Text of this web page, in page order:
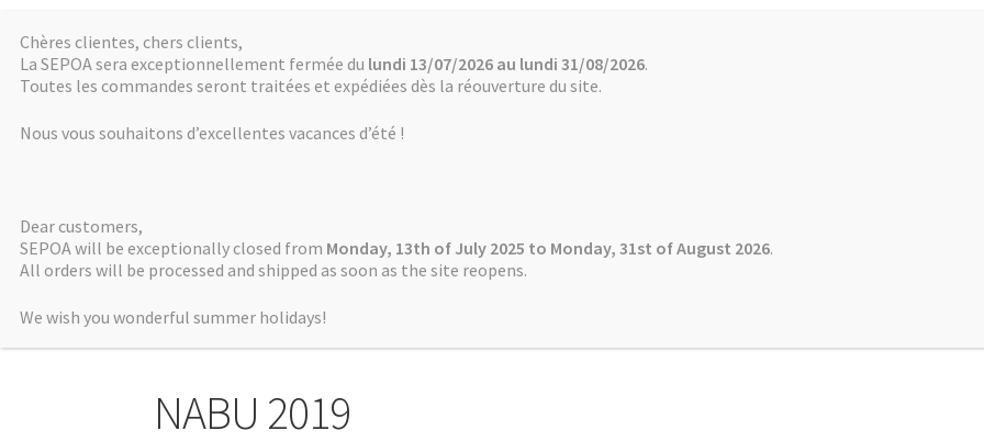
Aller
à
navigation
Aller
au
SÉPOA
Société pour l’étude du Proche-Orient
ancien
Boutique / Online Store
Accueil NABU NABU 2019
NABU 2019
Chères clientes, chers clients,
La SEPOA sera exceptionnellement fermée du lundi 13/07/2026 au lundi 31/08/2026.
Toutes les commandes seront traitées et expédiées dès la réouverture du site.
Nous vous souhaitons d’excellentes vacances d’été !
Dear customers,
SEPOA will be exceptionally closed from Monday, 13th of July 2025 to Monday, 31st of August 2026.
All orders will be processed and shipped as soon as the site reopens.
We wish you wonderful summer holidays!